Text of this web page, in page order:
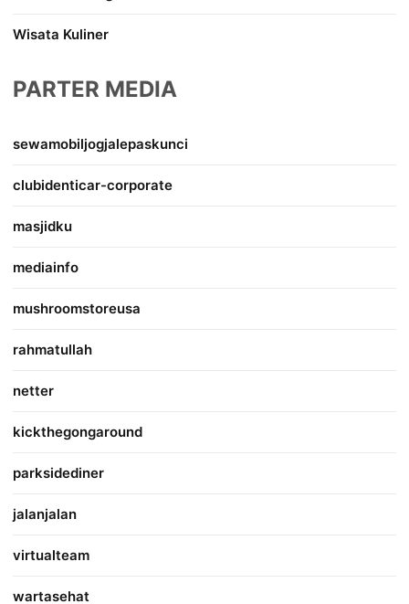
Wisata Kuliner
PARTER MEDIA
sewamobiljogjalepaskunci
clubidenticar-corporate
masjidku
mediainfo
mushroomstoreusa
rahmatullah
netter
kickthegongaround
parksidediner
jalanjalan
virtualteam
wartasehat